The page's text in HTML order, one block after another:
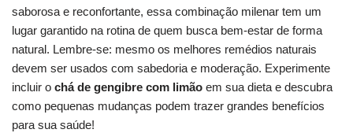
saborosa e reconfortante, essa combinação milenar tem um
lugar garantido na rotina de quem busca bem-estar de forma
natural. Lembre-se: mesmo os melhores remédios naturais
devem ser usados com sabedoria e moderação. Experimente
incluir o chá de gengibre com limão em sua dieta e descubra
como pequenas mudanças podem trazer grandes benefícios
para sua saúde!